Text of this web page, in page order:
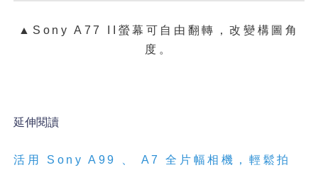
▲ Sony A77 II螢幕可自由翻轉，改變構圖角
度。
延伸閱讀
活用 Sony A99 A7全片幅相機，輕鬆拍